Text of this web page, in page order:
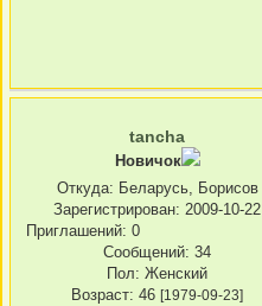
tancha
Новичок
Откуда: Беларусь, Борисов
Зарегистрирован: 2009-10-22
Приглашений: 0
Сообщений: 34
Пол: Женский
Возраст: 46 [1979-09-23]